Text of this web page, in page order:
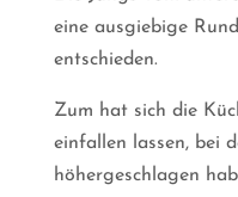
eine ausgiebige
entschieden.
Zum hat sich die
einfallen lassen, bei
höhergeschlagen